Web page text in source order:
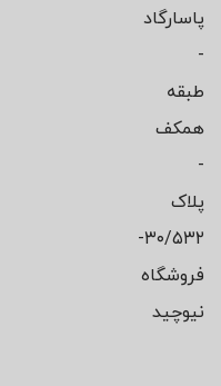
پاسارگاد
-
طبقه
همکف
-
پلاک
۳۰/۵۳۲-
فروشگاه
نیوچید